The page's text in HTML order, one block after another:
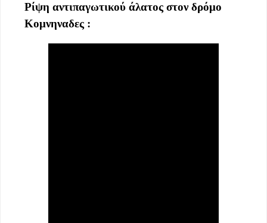
Ρίψη αντιπαγωτικού άλατος στον δρόμο
Κομνηναδες :